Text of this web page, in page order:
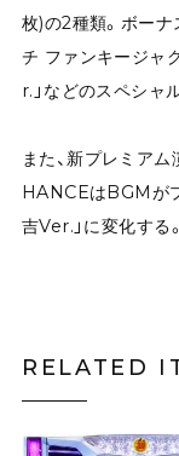
枚)の2種類。ボーナ
チ ファンキージャ
r.」などのスペシャ
また、新プレミア
HANCEはBGMが
吉Ver.」に変化する。
RELATED